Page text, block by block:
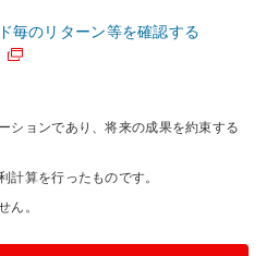
毎のリターン等を確認する
ションであり、将来の成果を約束する
計算を行ったものです。
ん。